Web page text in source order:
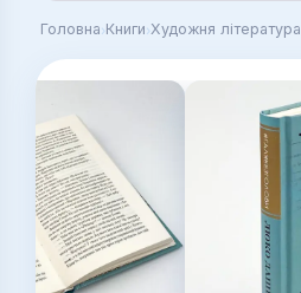
Головна›Книги›Художня література